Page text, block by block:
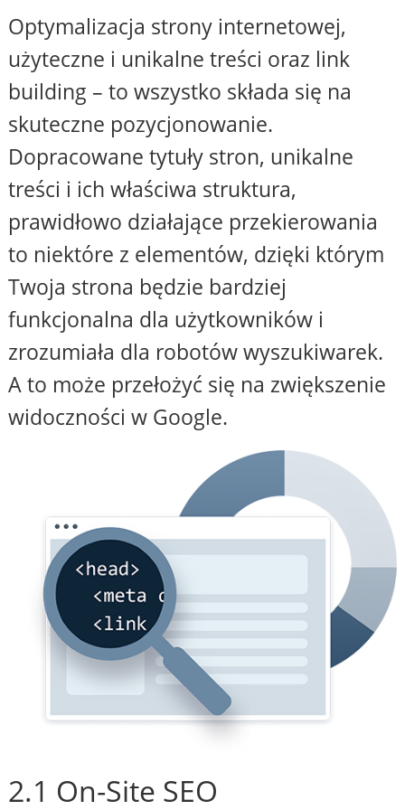
Optymalizacja strony internetowej,
użyteczne i unikalne treści oraz link
building – to wszystko składa się na
skuteczne pozycjonowanie.
Dopracowane tytuły stron, unikalne
treści i ich właściwa struktura,
prawidłowo działające przekierowania
to niektóre z elementów, dzięki którym
Twoja strona będzie bardziej
funkcjonalna dla użytkowników i
zrozumiała dla robotów wyszukiwarek.
A to może przełożyć się na zwiększenie
widoczności w Google.
2.1 On-Site SEO